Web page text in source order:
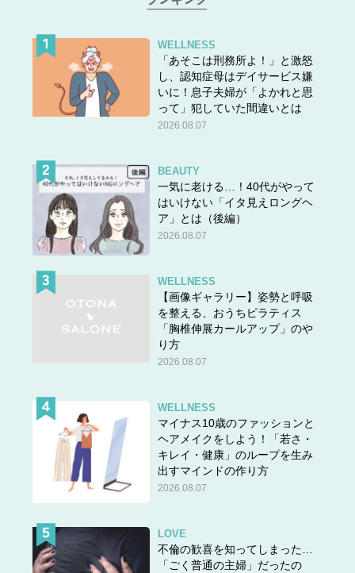
WELLNESS
「あそこは刑務所よ！」と激怒
し、認知症母はデイサービス嫌
いに！息子夫婦が「よかれと思
って」犯していた間違いとは
2026.08.07
BEAUTY
一気に老ける…！40代がやって
はいけない「イタ見えロングヘ
ア」とは（後編）
2026.08.07
WELLNESS
【画像ギャラリー】姿勢と呼吸
を整える、おうちピラティス
「胸椎伸展カールアップ」のや
り方
2026.08.07
WELLNESS
マイナス10歳のファッションと
ヘアメイクをしよう！「若さ・
キレイ・健康」のループを生み
出すマインドの作り方
2026.08.07
LOVE
不倫の歓喜を知ってしまった…
「ごく普通の主婦」だったの